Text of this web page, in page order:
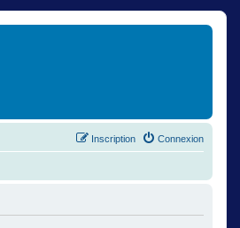
Connexion
Inscription